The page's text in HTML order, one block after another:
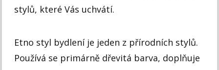
stylů, které Vás uchvátí.
Etno styl bydlení je jeden z přírodních stylů.
Používá se primárně dřevitá barva, doplňuje